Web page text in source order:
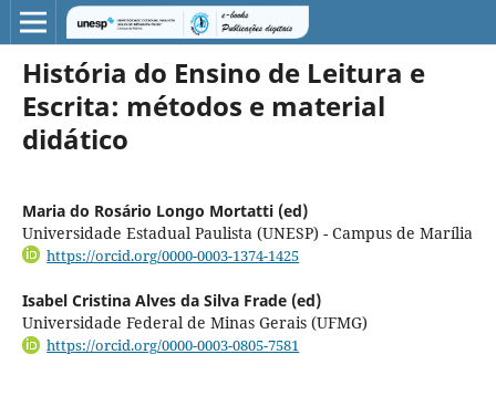
História do Ensino de Leitura e
Escrita: métodos e material
didático
Maria do Rosário Longo Mortatti (ed)
Universidade Estadual Paulista (UNESP) - Campus de Marília
https://orcid.org/0000-0003-1374-1425
Isabel Cristina Alves da Silva Frade (ed)
Universidade Federal de Minas Gerais (UFMG)
https://orcid.org/0000-0003-0805-7581